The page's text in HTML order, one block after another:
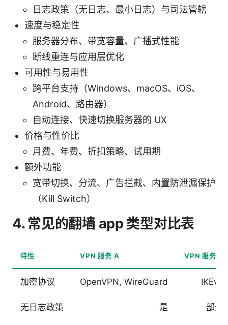
日志政策（无日志、最小日志）与司法管辖
速度与稳定性
服务器分布、带宽容量、广播式性能
断线重连与应用层优化
可用性与易用性
跨平台支持（Windows、macOS、iOS、
Android、路由器）
自动连接、快速切换服务器的 UX
价格与性价比
月费、年费、折扣策略、试用期
额外功能
宽带切换、分流、广告拦截、内置防泄漏保护
（Kill Switch）
4. 常见的翻墙 app 类型对比表
特性 VPN 服务 A VPN 服务 B
加密协议 OpenVPN, WireGuard IKEv2
无日志政策 是 部分